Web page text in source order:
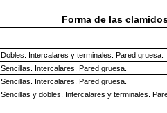
Forma de las
Dobles. Intercalares y terminales. Pared gruesa.
Sencillas. Intercalares. Pared gruesa.
Sencillas. Intercalares. Pared gruesa.
Sencillas y dobles. Intercalares y terminales.